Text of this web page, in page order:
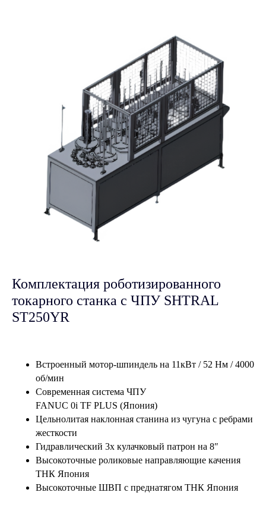
Комплектация роботизированного
токарного станка с ЧПУ SHTRAL
ST250YR
Встроенный мотор-шпиндель на 11кВт / 52 Нм / 4000
об/мин
Современная система ЧПУ
FANUC 0i TF PLUS (Япония)
Цельнолитая наклонная станина из чугуна с ребрами
жесткости
Гидравлический 3х кулачковый патрон на 8″
Высокоточные роликовые направляющие качения
ТНК Япония
Высокоточные ШВП с преднатягом ТНК Япония